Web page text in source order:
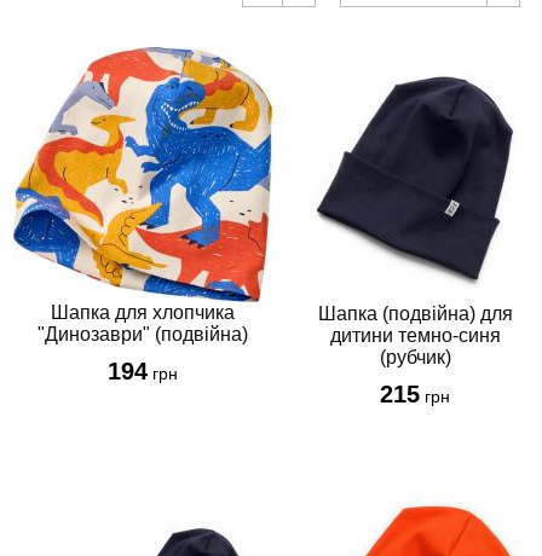
один розмір (0-36 м)
0-3 м
один розмір
один розмір (3-5 років)
2-6 років
3-6 років
42-44 см
44/45 см
44-46 см
46/47см
46-48 см
від найдорожчого
Шапка для хлопчика
"Динозаври" (подвійна)
194 грн
Шапка (подвійна) для
дитини темно-синя
(рубчик)
215 грн